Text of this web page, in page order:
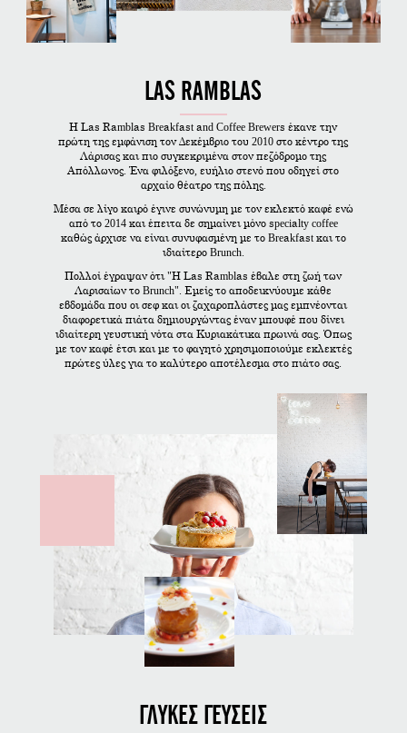
LAS RAMBLAS
Η Las Ramblas Breakfast and Coffee Brewers έκανε την
πρώτη της εμφάνιση τον Δεκέμβριο του 2010 στο κέντρο της
Λάρισας και πιο συγκεκριμένα στον πεζόδρομο της
Απόλλωνος. Ένα φιλόξενο, ευήλιο στενό που οδηγεί στο
αρχαίο θέατρο της πόλης.
Μέσα σε λίγο καιρό έγινε συνώνυμη με τον εκλεκτό καφέ ενώ
από το 2014 και έπειτα δε σημαίνει μόνο specialty coffee
καθώς άρχισε να είναι συνυφασμένη με το Breakfast και το
ιδιαίτερο Brunch.
Πολλοί έγραψαν ότι "Η Las Ramblas έβαλε στη ζωή των
Λαρισαίων το Brunch". Εμείς το αποδεικνύουμε κάθε
εβδομάδα που οι σεφ και οι ζαχαροπλάστες μας εμπνέονται
διαφορετικά πιάτα δημιουργώντας έναν μπουφέ που δίνει
ιδιαίτερη γευστική νότα στα Κυριακάτικα πρωινά σας. Όπως
με τον καφέ έτσι και με το φαγητό χρησιμοποιούμε εκλεκτές
πρώτες ύλες για το καλύτερο αποτέλεσμα στο πιάτο σας.
ΓΛΥΚΕΣ ΓΕΥΣΕΙΣ